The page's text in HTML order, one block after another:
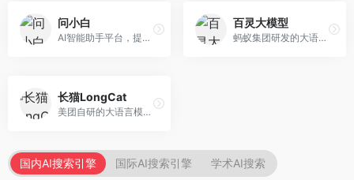
问小白
AI智能助手平台，提供知识问答、文本创作、文档处理等服务。面向普通用户和职场人士，操作简便，响应速度快，支持多场景应用。
百灵大模型
蚂蚁集团研发的大语言模型平台，专注于金融科技和企业服务。面向金融机构和企业客户，提供智能客服、风险分析、文档处理等服务，金融场景理解深入。
长猫LongCat
美团自研的大语言模型对话平台，专注于本地生活服务场景。面向美团生态用户，提供智能推荐、服务问答等功能，本地生活知识覆盖全面。
国内AI搜索引擎 国际AI搜索引擎 学术AI搜索